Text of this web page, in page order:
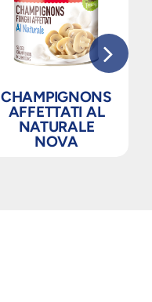
CHAMPIGNONS
AFFETTATI AL
NATURALE
NOVA